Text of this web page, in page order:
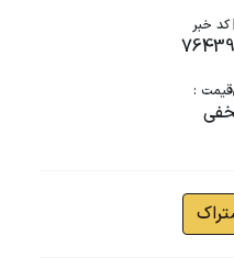
کد خبر
قیمت :